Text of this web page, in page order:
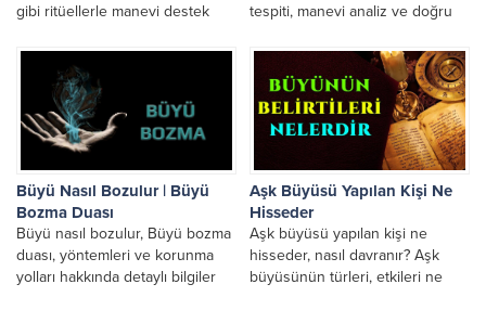
gibi ritüellerle manevi destek
tespiti, manevi analiz ve doğru
Büyü Nasıl Bozulur | Büyü
Bozma Duası
Büyü nasıl bozulur, Büyü bozma
duası, yöntemleri ve korunma
yolları hakkında detaylı bilgiler
Aşk Büyüsü Yapılan Kişi Ne
Hisseder
Aşk büyüsü yapılan kişi ne
hisseder, nasıl davranır? Aşk
büyüsünün türleri, etkileri ne